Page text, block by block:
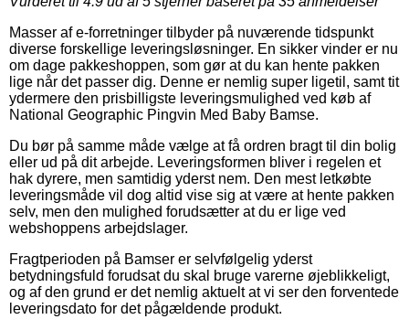
Masser af e-forretninger tilbyder på nuværende tidspunkt
diverse forskellige leveringsløsninger. En sikker vinder er nu
om dage pakkeshoppen, som gør at du kan hente pakken
lige når det passer dig. Denne er nemlig super ligetil, samt tit
ydermere den prisbilligste leveringsmulighed ved køb af
National Geographic Pingvin Med Baby Bamse.
Du bør på samme måde vælge at få ordren bragt til din bolig
eller ud på dit arbejde. Leveringsformen bliver i regelen et
hak dyrere, men samtidig yderst nem. Den mest letkøbte
leveringsmåde vil dog altid vise sig at være at hente pakken
selv, men den mulighed forudsætter at du er lige ved
webshoppens arbejdslager.
Fragtperioden på Bamser er selvfølgelig yderst
betydningsfuld forudsat du skal bruge varerne øjeblikkeligt,
og af den grund er det nemlig aktuelt at vi ser den forventede
leveringsdato for det pågældende produkt.